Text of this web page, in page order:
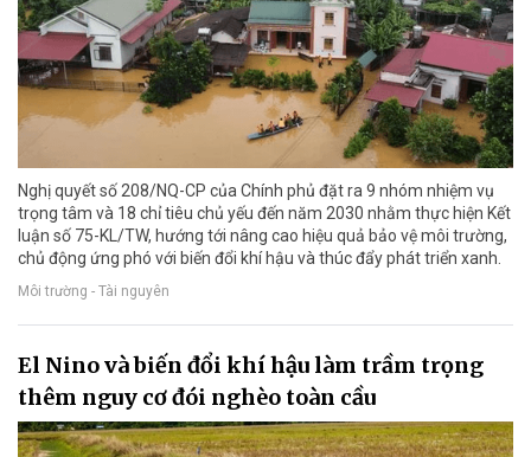
Nghị quyết số 208/NQ-CP của Chính phủ đặt ra 9 nhóm nhiệm vụ
trọng tâm và 18 chỉ tiêu chủ yếu đến năm 2030 nhằm thực hiện Kết
luận số 75-KL/TW, hướng tới nâng cao hiệu quả bảo vệ môi trường,
chủ động ứng phó với biến đổi khí hậu và thúc đẩy phát triển xanh.
Môi trường - Tài nguyên
El Nino và biến đổi khí hậu làm trầm trọng
thêm nguy cơ đói nghèo toàn cầu